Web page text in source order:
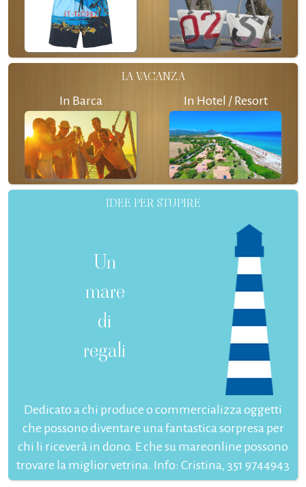
LA VACANZA
In Barca In Hotel / Resort
IDEE PER STUPIRE
Un
mare
di
regali
Dedicato a chi produce o commercializza oggetti
che possono diventare una fantastica sorpresa per
chi li riceverà in dono. E che su mareonline possono
trovare la miglior vetrina. Info: Cristina, 351 9744943